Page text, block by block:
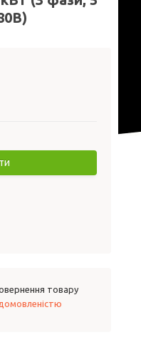
товару